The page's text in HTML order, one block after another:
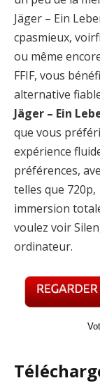
Jäger – Ein
cpasmieux,
ou même
FFIF, vous
alternative
Jäger – Ein
que vous
expérience
préférences,
telles que
immersion
voulez voir
ordinateur.